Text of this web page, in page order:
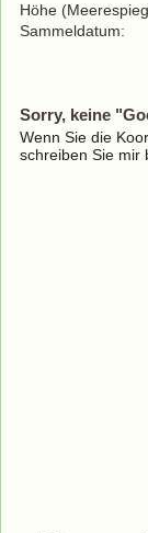
Höhe
Sammeldatum:
Sorry, keine
Wenn Sie die
schreiben Sie mir